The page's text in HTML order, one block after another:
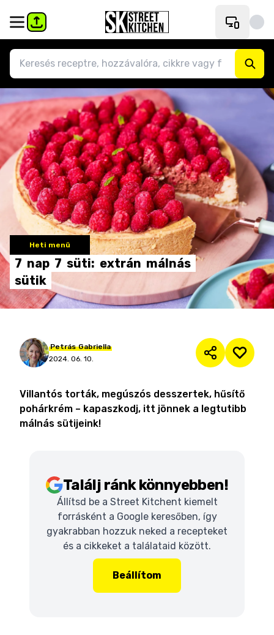
Heti menü
7 nap 7 süti: extrán málnás
sütik
Petrás Gabriella
2024. 06. 10.
Villantós torták, megúszós desszertek, hűsítő
pohárkrém – kapaszkodj, itt jönnek a legtutibb
málnás sütijeink!
Találj ránk könnyebben!
Állítsd be a Street Kitchent kiemelt
forrásként a Google keresőben, így
gyakrabban hozzuk neked a recepteket
és a cikkeket a találataid között.
Beállítom